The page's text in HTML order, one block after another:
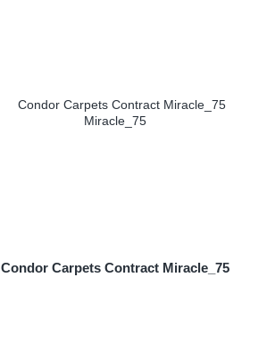
Condor Carpets Contract Miracle_75